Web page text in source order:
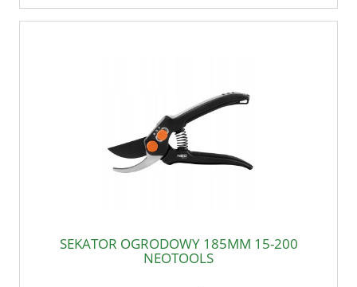
SEKATOR OGRODOWY 185MM 15-200
NEOTOOLS